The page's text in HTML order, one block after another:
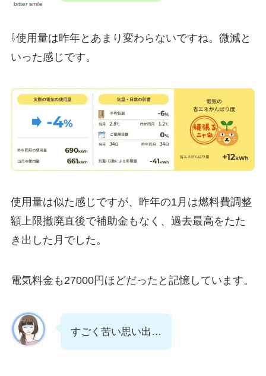
bitter smile
⇩使用量は昨年とあまり変わらないですね。微減と
いった感じです。
使用量は似た感じですが、昨年の1月は燃料費調整
額上限撤廃直後で補助金もなく、過去最高をたた
き出した月でした。
電気料金も27000円ほどだったと記憶しています。
すごく苦い思い出…